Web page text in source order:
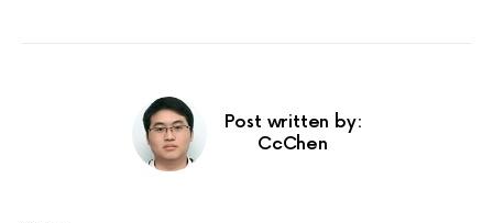
Post written by:
CcChen